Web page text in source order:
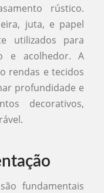
rústico.
juta, e papel
utilizados para
e acolhedor. A
rendas e tecidos
profundidade e
decorativos,
fundamentais